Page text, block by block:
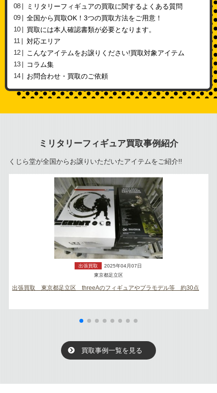
ミリタリーフィギュアの買取に関するよくある質問
全国から買取OK！3つの買取方法をご用意！
買取には本人確認書類が必要となります。
対応エリア
こんなアイテムをお譲りください!買取対象アイテム
コラム集
お問合わせ・買取のご依頼
ミリタリーフィギュア買取事例紹介
くじら堂が全国からお譲りいただいたアイテムをご紹介!!
出張買取
2025年04月07日
東京都足立区
出張買取 東京都足立区 threeAのフィギュアやプラモデル等 約30点
買取事例一覧を見る